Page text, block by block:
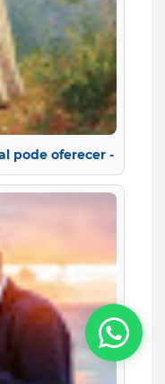
pode oferecer -